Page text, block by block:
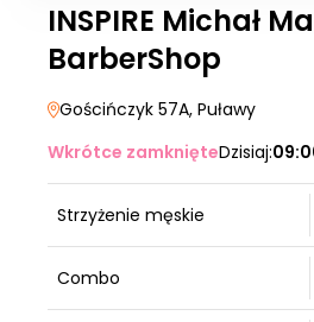
INSPIRE Michał
BarberShop
Gościńczyk 57A, Puławy
Wkrótce zamknięteDzisiaj:
Strzyżenie męskie
Combo